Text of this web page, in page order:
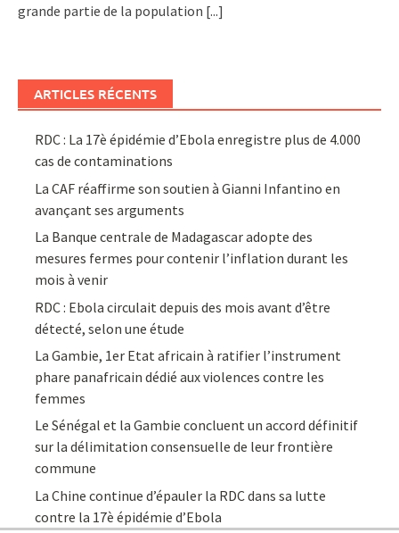
grande partie de la population [...]
ARTICLES RÉCENTS
RDC : La 17è épidémie d’Ebola enregistre plus de 4.000
cas de contaminations
La CAF réaffirme son soutien à Gianni Infantino en
avançant ses arguments
La Banque centrale de Madagascar adopte des
mesures fermes pour contenir l’inflation durant les
mois à venir
RDC : Ebola circulait depuis des mois avant d’être
détecté, selon une étude
La Gambie, 1er Etat africain à ratifier l’instrument
phare panafricain dédié aux violences contre les
femmes
Le Sénégal et la Gambie concluent un accord définitif
sur la délimitation consensuelle de leur frontière
commune
La Chine continue d’épauler la RDC dans sa lutte
contre la 17è épidémie d’Ebola